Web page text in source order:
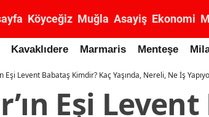
Köyceğiz Muğla Asayiş Ekonomi
Kavaklıdere Marmaris Menteşe
Eşi Levent Babataş Kimdir? Kaç Yaşında, Nereli, Ne İş
Eşi